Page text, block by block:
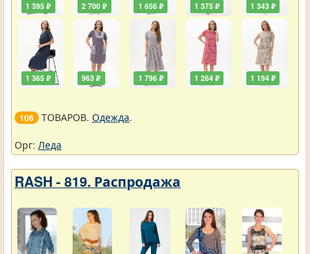
1 395 ₽
1 365 ₽
2 700 ₽
963 ₽
1 656 ₽
1 796 ₽
1 375 ₽
1 264 ₽
1 343 ₽
1 194 ₽
106 ТОВАРОВ. Одежда.
Орг: Леда
RASH - 819. Распродажа